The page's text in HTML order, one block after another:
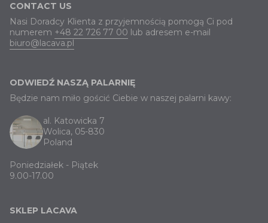
CONTACT US
Nasi Doradcy Klienta z przyjemnością pomogą Ci pod
numerem +48 22 726 77 00 lub adresem e-mail
biuro@lacava.pl
ODWIEDŹ NASZĄ PALARNIĘ
Będzie nam miło gościć Ciebie w naszej palarni kawy:
al. Katowicka 7
Wolica, 05-830
Poland
Poniedziałek - Piątek
9.00-17.00
SKLEP LACAVA